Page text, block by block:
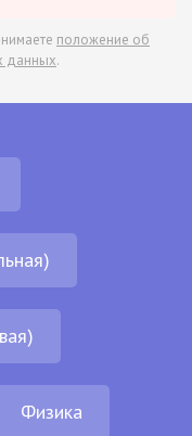
положение об
данных.
Физика